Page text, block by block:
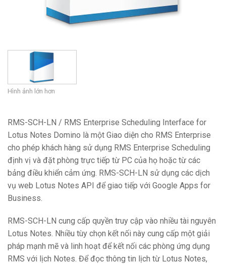
Hình ảnh lớn hơn
RMS-SCH-LN / RMS Enterprise Scheduling Interface for
Lotus Notes Domino là một Giao diện cho RMS Enterprise
cho phép khách hàng sử dụng RMS Enterprise Scheduling
định vị và đặt phòng trực tiếp từ PC của họ hoặc từ các
bảng điều khiển cảm ứng. RMS-SCH-LN sử dụng các dịch
vụ web Lotus Notes API để giao tiếp với Google Apps for
Business.
RMS-SCH-LN cung cấp quyền truy cập vào nhiều tài nguyên
Lotus Notes. Nhiều tùy chọn kết nối này cung cấp một giải
pháp mạnh mẽ và linh hoạt để kết nối các phòng ứng dụng
RMS với lịch Notes. Để đọc thông tin lịch từ Lotus Notes,